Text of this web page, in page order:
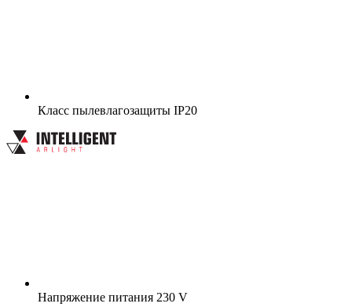
Класс пылевлагозащиты IP20
Напряжение питания 230 V